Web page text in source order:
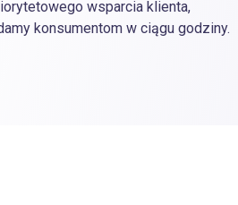
wsparcia klienta,
konsumentom w ciągu godziny.